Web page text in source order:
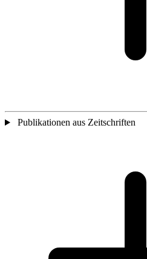
Publikationen aus Zeitschriften